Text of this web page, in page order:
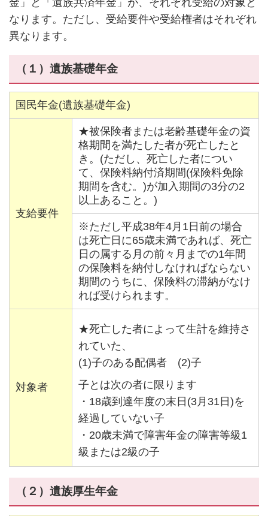
なります。ただし、受給要件や受給権者はそれぞれ
異なります。
（１）遺族基礎年金
国民年金(遺族基礎年金)
支給要件
★被保険者または老齢基礎年金の資
格期間を満たした者が死亡したと
き。(ただし、死亡した者につい
て、保険料納付済期間(保険料免除
期間を含む。)が加入期間の3分の2
以上あること。)
※ただし平成38年4月1日前の場合
は死亡日に65歳未満であれば、死亡
日の属する月の前々月までの1年間
の保険料を納付しなければならない
期間のうちに、保険料の滞納がなけ
れば受けられます。
対象者
★死亡した者によって生計を維持さ
れていた、
(1)子のある配偶者 (2)子
子とは次の者に限ります
・18歳到達年度の末日(3月31日)を
経過していない子
・20歳未満で障害年金の障害等級1
級または2級の子
（２）遺族厚生年金